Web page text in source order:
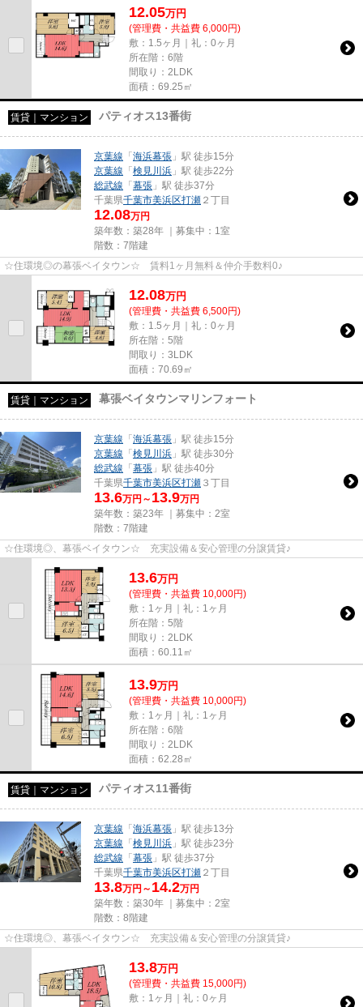
12.05万円
(管理費・共益費 6,000円)
敷：1.5ヶ月｜礼：0ヶ月
所在階：6階
間取り：2LDK
面積：69.25㎡
賃貸｜マンション パティオス13番街
京葉線 「海浜幕張 」駅 徒歩15分
京葉線 「検見川浜 」駅 徒歩22分
総武線 「幕張 」駅 徒歩37分
千葉県千葉市美浜区打瀬 ２丁目
12.08万円
築年数：築28年 ｜募集中： 1室
階数：7階建
☆住環境◎の幕張ベイタウン☆ 賃料1ヶ月無料＆仲介手数料0♪
12.08万円
(管理費・共益費 6,500円)
敷：1.5ヶ月｜礼：0ヶ月
所在階：5階
間取り：3LDK
面積：70.69㎡
賃貸｜マンション 幕張ベイタウンマリンフォート
京葉線 「海浜幕張 」駅 徒歩15分
京葉線 「検見川浜 」駅 徒歩30分
総武線 「幕張 」駅 徒歩40分
千葉県千葉市美浜区打瀬 ３丁目
13.6万円～ 13.9万円
築年数：築23年 ｜募集中： 2室
階数：7階建
☆住環境◎、幕張ベイタウン☆ 充実設備＆安心管理の分譲賃貸♪
13.6万円
(管理費・共益費 10,000円)
敷：1ヶ月｜礼：1ヶ月
所在階：5階
間取り：2LDK
面積：60.11㎡
13.9万円
(管理費・共益費 10,000円)
敷：1ヶ月｜礼：1ヶ月
所在階：6階
間取り：2LDK
面積：62.28㎡
賃貸｜マンション パティオス11番街
京葉線 「海浜幕張 」駅 徒歩13分
京葉線 「検見川浜 」駅 徒歩23分
総武線 「幕張 」駅 徒歩37分
千葉県千葉市美浜区打瀬 ２丁目
13.8万円～ 14.2万円
築年数：築30年 ｜募集中： 2室
階数：8階建
☆住環境◎、幕張ベイタウン☆ 充実設備＆安心管理の分譲賃貸♪
13.8万円
(管理費・共益費 15,000円)
敷：1ヶ月｜礼：0ヶ月